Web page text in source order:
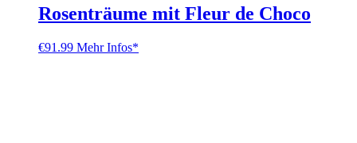
Rosenträume mit Fleur de Choco
€91.99 Mehr Infos*